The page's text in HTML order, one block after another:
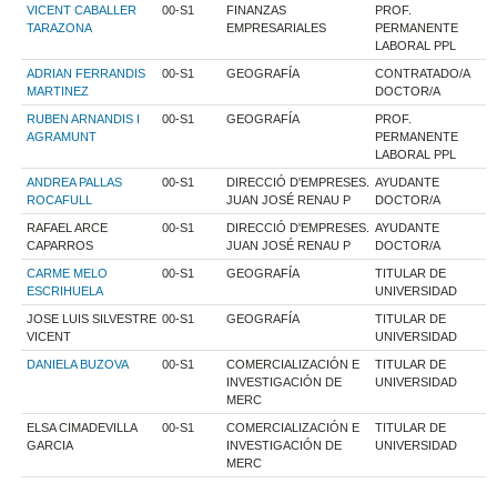
VICENT CABALLER
TARAZONA
00-S1
FINANZAS
EMPRESARIALES
PROF.
PERMANENTE
LABORAL PPL
ADRIAN FERRANDIS
MARTINEZ
00-S1 GEOGRAFÍA
CONTRATADO/A
DOCTOR/A
RUBEN ARNANDIS I
AGRAMUNT
00-S1 GEOGRAFÍA
PROF.
PERMANENTE
LABORAL PPL
ANDREA PALLAS
ROCAFULL
00-S1
DIRECCIÓ D'EMPRESES.
JUAN JOSÉ RENAU P
AYUDANTE
DOCTOR/A
RAFAEL ARCE
CAPARROS
00-S1
DIRECCIÓ D'EMPRESES.
JUAN JOSÉ RENAU P
AYUDANTE
DOCTOR/A
CARME MELO
ESCRIHUELA
00-S1 GEOGRAFÍA
TITULAR DE
UNIVERSIDAD
JOSE LUIS SILVESTRE
VICENT
00-S1 GEOGRAFÍA
TITULAR DE
UNIVERSIDAD
DANIELA BUZOVA 00-S1
COMERCIALIZACIÓN E
INVESTIGACIÓN DE
MERC
TITULAR DE
UNIVERSIDAD
ELSA CIMADEVILLA
GARCIA
00-S1
COMERCIALIZACIÓN E
INVESTIGACIÓN DE
MERC
TITULAR DE
UNIVERSIDAD